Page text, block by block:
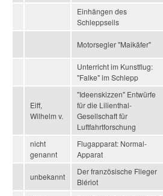
Einhängen des
Schleppseils
Motorsegler "Maikäfer"
Unterricht im Kunstflug:
"Falke" im Schlepp
Eiff,
Wilhelm v.
"Ideenskizzen" Entwürfe
für die Lilienthal-
Gesellschaft für
Luftfahrtforschung
nicht
genannt
Flugapparat: Normal-
Apparat
unbekannt
Der französische Flieger
Blériot